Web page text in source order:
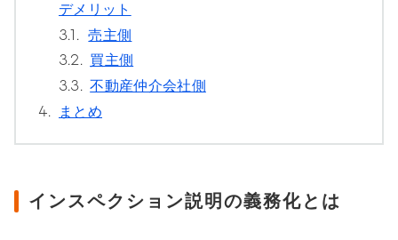
デメリット
3.1.
売主側
3.2. 買主側
3.3. 不動産仲介会社側
4.
まとめ
インスペクション説明の義務化とは